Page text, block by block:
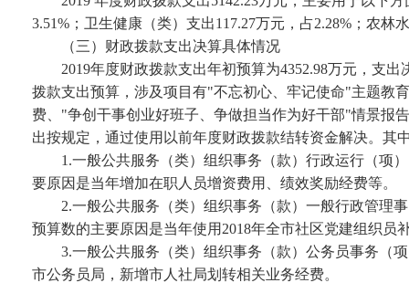
3.51%；卫生健康（类）支出117.27万元，占2.28%；农林
（三）财政拨款支出决算具体情况
2019年度财政拨款支出年初预算为4352.98万元，支
拨款支出预算，涉及项目有"不忘初心、牢记使命"主题教
费、"争创干事创业好班子、争做担当作为好干部"情景报
出按规定，通过使用以前年度财政拨款结转资金解决。其
1.一般公共服务（类）组织事务（款）行政运行（项
要原因是当年增加在职人员增资费用、绩效奖励经费等。
2.一般公共服务（类）组织事务（款）一般行政管理
预算数的主要原因是当年使用2018年全市社区党建组织员
3.一般公共服务（类）组织事务（款）公务员事务（
市公务员局，新增市人社局划转相关业务经费。